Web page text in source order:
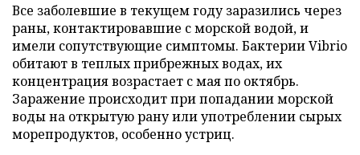
Все заболевшие в текущем году заразились через
раны, контактировавшие с морской водой, и
имели сопутствующие симптомы. Бактерии Vibrio
обитают в теплых прибрежных водах, их
концентрация возрастает с мая по октябрь.
Заражение происходит при попадании морской
воды на открытую рану или употреблении сырых
морепродуктов, особенно устриц.